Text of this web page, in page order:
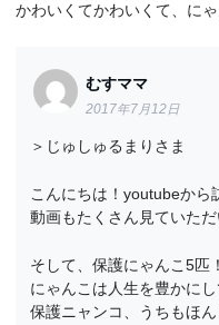
かわいくてかわいくて、に
むすママ
2017年7月12日
＞じゅしゅるまりさま
こんにちは！youtubeから
動画もたくさん見ていた
そして、保護にゃんこ5匹
にゃんこは人生を豊かに
保護ニャンコ、うちもほ